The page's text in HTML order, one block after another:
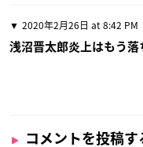
2020年2月26日 at 8:42 PM
浅沼晋太郎炎上はもう落
コメントを投稿す